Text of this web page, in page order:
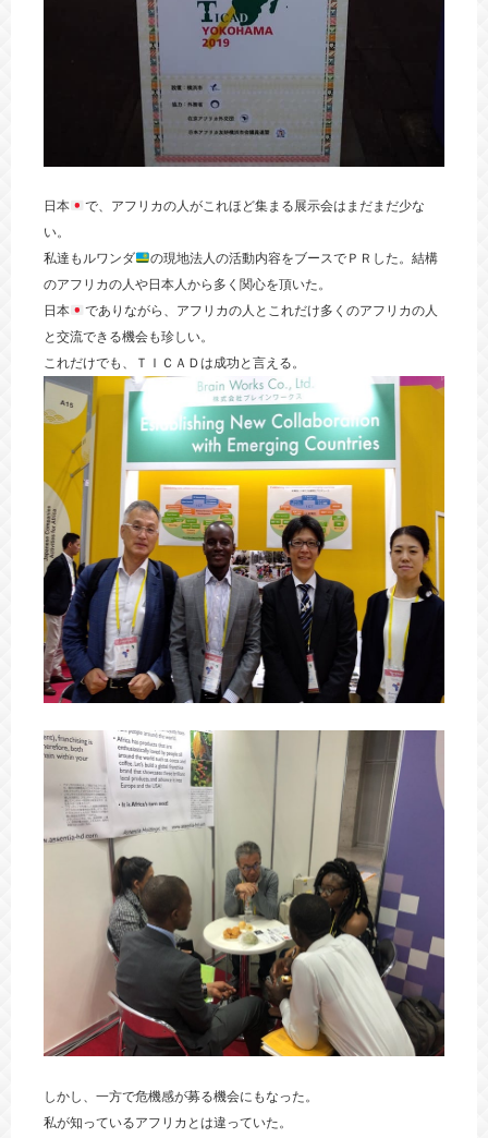
日本
で、アフリカの人がこれほど集まる展示会はまだまだ少な
い。
私達もルワンダ
の現地法人の活動内容をブースでＰＲした。結構
のアフリカの人や日本人から多く関心を頂いた。
日本
でありながら、アフリカの人とこれだけ多くのアフリカの人
と交流できる機会も珍しい。
これだけでも、ＴＩＣＡＤは成功と言える。
しかし、一方で危機感が募る機会にもなった。
私が知っているアフリカとは違っていた。